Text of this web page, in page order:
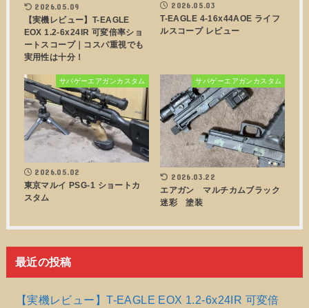
2026.05.09
【実機レビュー】T-EAGLE
EOX 1.2-6x24IR 可変倍率ショ
ートスコープ｜コスパ重視でも
実用性は十分！
2026.05.03
T-EAGLE 4-16x44AOE ライフ
ルスコープ レビュー
サバゲーエアガンカスタム
2026.05.02
東京マルイ PSG-1 ショートカ
スタム
サバゲーエアガンカスタム
2026.03.22
エアガン マルチカムブラック
迷彩 塗装
最近の投稿
【実機レビュー】T-EAGLE EOX 1.2-6x24IR 可変倍